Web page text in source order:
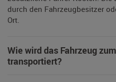
durch den Fahrzeugbesitzer
Ort.
Wie wird das Fahrzeug
transportiert?